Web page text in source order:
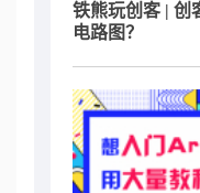
铁熊玩创客 | 创
电路图？